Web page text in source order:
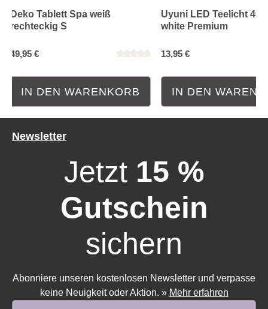
Durchschnittliche Bewertung von 0 von 5 Sternen
Deko Tablett Spa weiß
rechteckig S
49,95 €
IN DEN WARENKORB
Uyuni LED Teelicht
white Premium
13,95 €
IN DEN
Newsletter
Jetzt 15 %
Gutschein
sichern
Abonniere unseren kostenlosen Newsletter und verpasse
keine Neuigkeit oder Aktion. » Mehr erfahren